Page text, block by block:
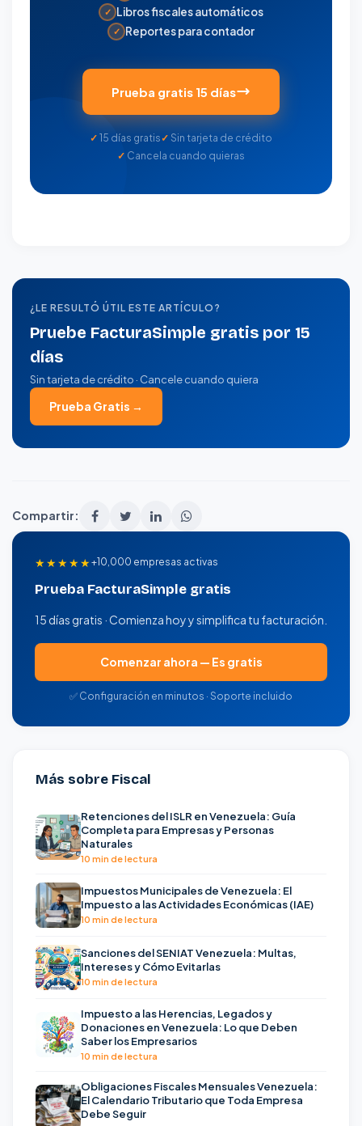
✓ Libros fiscales automáticos
✓ Reportes para contador
Prueba gratis 15 días
15 días gratis
Sin tarjeta de crédito
Cancela cuando quieras
¿LE RESULTÓ ÚTIL ESTE ARTÍCULO?
Pruebe FacturaSimple gratis por 15
días
Sin tarjeta de crédito · Cancele cuando quiera
Prueba Gratis →
Compartir:
★★★★★+10,000 empresas activas
Prueba FacturaSimple gratis
15 días gratis · Comienza hoy y simplifica tu facturación.
Comenzar ahora — Es gratis
✅ Configuración en minutos · Soporte incluido
Más sobre Fiscal
Retenciones del ISLR en Venezuela: Guía
Completa para Empresas y Personas
Naturales
10 min de lectura
Impuestos Municipales de Venezuela: El
Impuesto a las Actividades Económicas (IAE)
10 min de lectura
Sanciones del SENIAT Venezuela: Multas,
Intereses y Cómo Evitarlas
10 min de lectura
Impuesto a las Herencias, Legados y
Donaciones en Venezuela: Lo que Deben
Saber los Empresarios
10 min de lectura
Obligaciones Fiscales Mensuales Venezuela:
El Calendario Tributario que Toda Empresa
Debe Seguir